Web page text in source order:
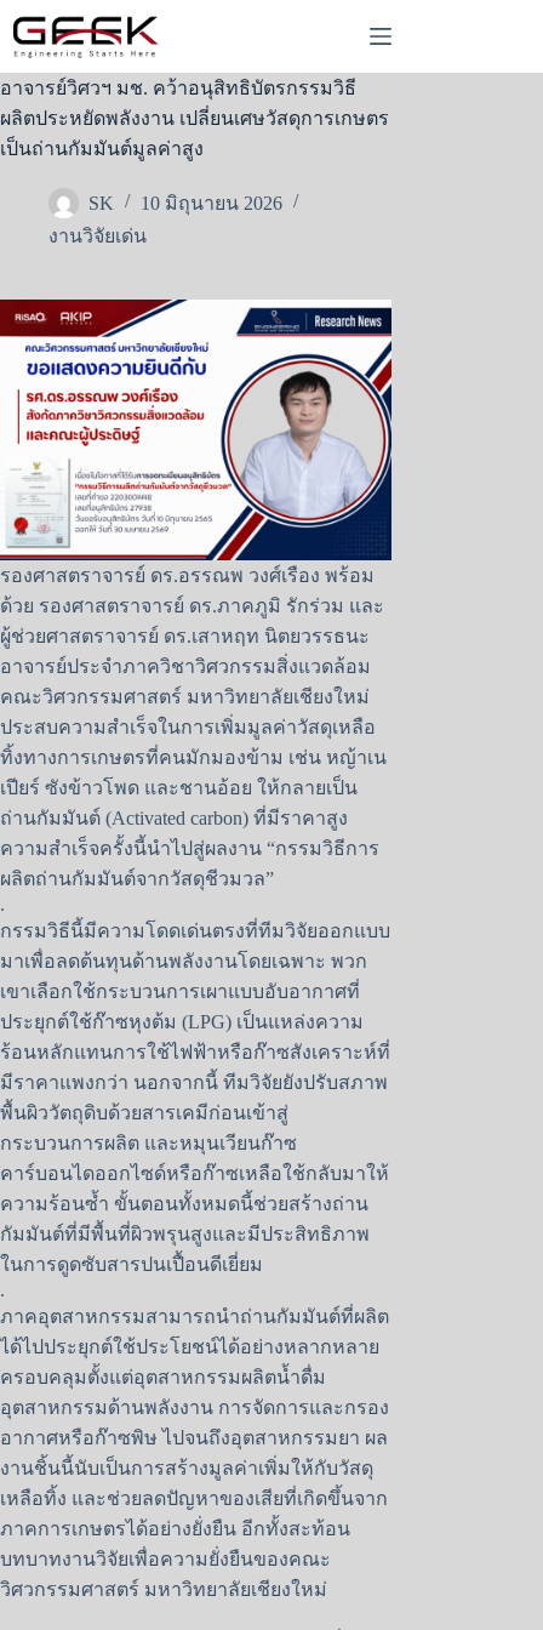
content
อาจารย์วิศวฯ มช. คว้าอนุสิทธิบัตรกรรมวิธี
ผลิตประหยัดพลังงาน เปลี่ยนเศษวัสดุการเกษตร
เป็นถ่านกัมมันต์มูลค่าสูง
SK
10 มิถุนายน 2026
งานวิจัยเด่น
รองศาสตราจารย์ ดร.อรรณพ วงศ์เรือง พร้อม
ด้วย รองศาสตราจารย์ ดร.ภาคภูมิ รักร่วม และ
ผู้ช่วยศาสตราจารย์ ดร.เสาหฤท นิตยวรรธนะ
อาจารย์ประจำภาควิชาวิศวกรรมสิ่งแวดล้อม
คณะวิศวกรรมศาสตร์ มหาวิทยาลัยเชียงใหม่
ประสบความสำเร็จในการเพิ่มมูลค่าวัสดุเหลือ
ทิ้งทางการเกษตรที่คนมักมองข้าม เช่น หญ้าเน
เปียร์ ซังข้าวโพด และชานอ้อย ให้กลายเป็น
ถ่านกัมมันต์ (Activated carbon) ที่มีราคาสูง
ความสำเร็จครั้งนี้นำไปสู่ผลงาน “กรรมวิธีการ
ผลิตถ่านกัมมันต์จากวัสดุชีวมวล”
.
กรรมวิธีนี้มีความโดดเด่นตรงที่ทีมวิจัยออกแบบ
มาเพื่อลดต้นทุนด้านพลังงานโดยเฉพาะ พวก
เขาเลือกใช้กระบวนการเผาแบบอับอากาศที่
ประยุกต์ใช้ก๊าซหุงต้ม (LPG) เป็นแหล่งความ
ร้อนหลักแทนการใช้ไฟฟ้าหรือก๊าซสังเคราะห์ที่
มีราคาแพงกว่า นอกจากนี้ ทีมวิจัยยังปรับสภาพ
พื้นผิววัตถุดิบด้วยสารเคมีก่อนเข้าสู่
กระบวนการผลิต และหมุนเวียนก๊าซ
คาร์บอนไดออกไซด์หรือก๊าซเหลือใช้กลับมาให้
ความร้อนซ้ำ ขั้นตอนทั้งหมดนี้ช่วยสร้างถ่าน
กัมมันต์ที่มีพื้นที่ผิวพรุนสูงและมีประสิทธิภาพ
ในการดูดซับสารปนเปื้อนดีเยี่ยม
.
ภาคอุตสาหกรรมสามารถนำถ่านกัมมันต์ที่ผลิต
ได้ไปประยุกต์ใช้ประโยชน์ได้อย่างหลากหลาย
ครอบคลุมตั้งแต่อุตสาหกรรมผลิตน้ำดื่ม
อุตสาหกรรมด้านพลังงาน การจัดการและกรอง
อากาศหรือก๊าซพิษ ไปจนถึงอุตสาหกรรมยา ผล
งานชิ้นนี้นับเป็นการสร้างมูลค่าเพิ่มให้กับวัสดุ
เหลือทิ้ง และช่วยลดปัญหาของเสียที่เกิดขึ้นจาก
ภาคการเกษตรได้อย่างยั่งยืน อีกทั้งสะท้อน
บทบาทงานวิจัยเพื่อความยั่งยืนของคณะ
วิศวกรรมศาสตร์ มหาวิทยาลัยเชียงใหม่